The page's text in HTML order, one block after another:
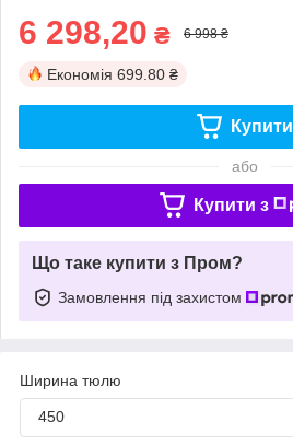
6 298,20 ₴ 6 998 ₴
Економія 699.80 ₴
Купити
або
Купити з
Що таке купити з Пром?
Замовлення під захистом
Ширина тюлю
450